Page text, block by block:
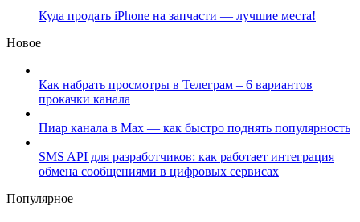
Куда продать iPhone на запчасти — лучшие места!
Новое
Как набрать просмотры в Телеграм – 6 вариантов
прокачки канала
Пиар канала в Max — как быстро поднять популярность
SMS API для разработчиков: как работает интеграция
обмена сообщениями в цифровых сервисах
Популярное